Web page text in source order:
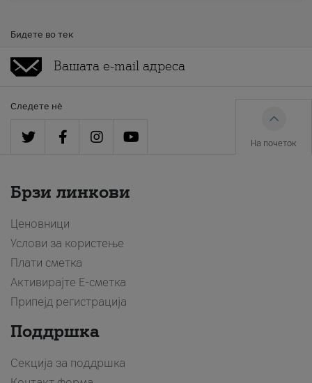
Бидете во тек
Следете нè
На почеток
Брзи линкови
Ценовници
Услови за користење
Плати сметка
Активирајте Е-сметка
Припејд регистрација
Поддршка
Секција за поддршка